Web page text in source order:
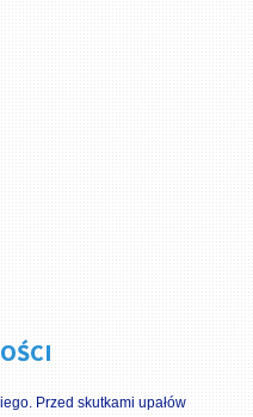
Przed skutkami upałów